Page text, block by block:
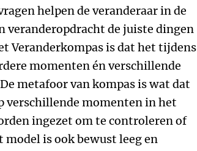
helpen de veranderaar in de
veranderopdracht de juiste dingen
Veranderkompas is dat het tijdens
momenten én verschillende
metafoor van kompas is wat dat
verschillende momenten in het
ingezet om te controleren of
is ook bewust leeg en